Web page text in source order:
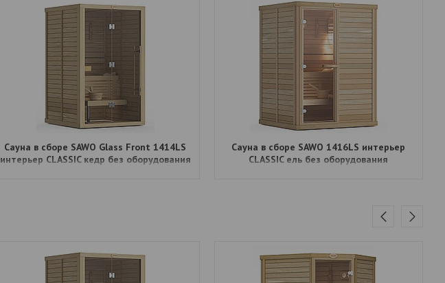
Сауна в сборе SAWO Glass Front 1414LS
интерьер CLASSIC кедр без оборудования
Сауна в сборе SAWO 1416LS интерьер
CLASSIC ель без оборудования